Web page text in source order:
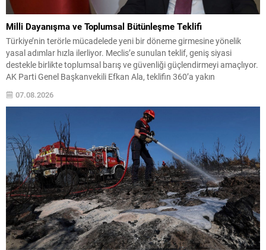
Milli Dayanışma ve Toplumsal Bütünleşme Teklifi
Türkiye’nin terörle mücadelede yeni bir döneme girmesine yönelik
yasal adımlar hızla ilerliyor. Meclis’e sunulan teklif, geniş siyasi
destekle birlikte toplumsal barış ve güvenliği güçlendirmeyi amaçlıyor.
AK Parti Genel Başkanvekili Efkan Ala, teklifin 360’a yakın
milletvekilinin imzasıyla TBMM Başkanlığı’na verildiğini belirterek, hem
siyasi hem de toplumsal düzeyde önemli bir destek bulunduğunu...
07.08.2026